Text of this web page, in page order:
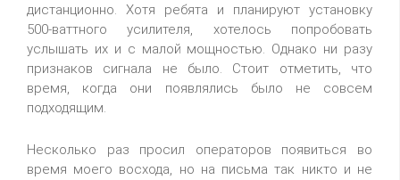
дистанционно. Хотя ребята и планируют установку
500-ваттного усилителя, хотелось попробовать
услышать их и с малой мощностью. Однако ни разу
признаков сигнала не было. Стоит отметить, что
время, когда они появлялись было не совсем
подходящим.
Несколько раз просил операторов появиться во
время моего восхода, но на письма так никто и не